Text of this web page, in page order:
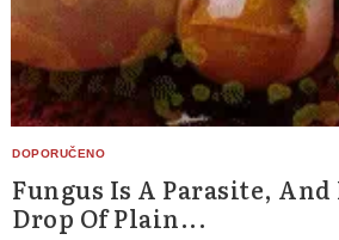
Fungus Is A Parasite,
Drop Of Plain...